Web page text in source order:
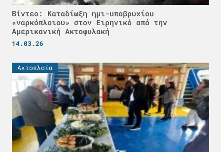
Βίντεο: Καταδίωξη ημι-υποβρυχίου
«ναρκόπλοιου» στον Ειρηνικό από την
Αμερικανική Ακτοφυλακή
14.03.26
Ακτοπλοϊα